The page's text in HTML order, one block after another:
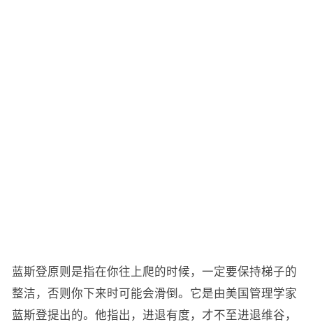
蓝斯登原则是指在你往上爬的时候，一定要保持梯子的
整洁，否则你下来时可能会滑倒。它是由美国管理学家
蓝斯登提出的。他指出，进退有度，才不至进退维谷，